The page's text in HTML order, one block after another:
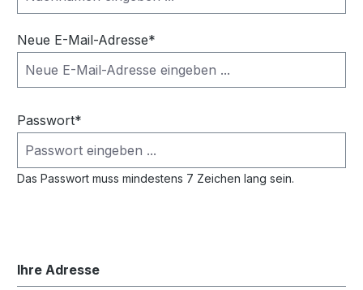
Neue E-Mail-Adresse*
Passwort*
Das Passwort muss mindestens 7 Zeichen lang sein.
Ihre Adresse